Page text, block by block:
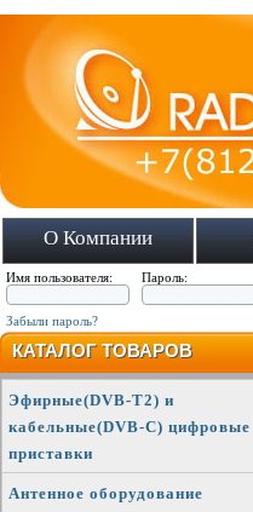
О Компании
Имя пользователя: Пароль:
Забыли пароль?
КАТАЛОГ ТОВАРОВ
Эфирные(DVB-T2) и
кабельные(DVB-C) цифровые
приставки
Антенное оборудование